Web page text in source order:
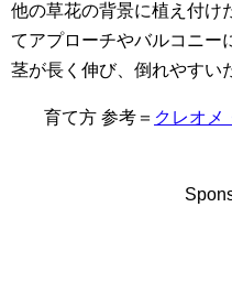
他の草花の背景に植え付け
てアプローチやバルコニー
茎が長く伸び、倒れやすい
育て方 参考＝ クレオメ